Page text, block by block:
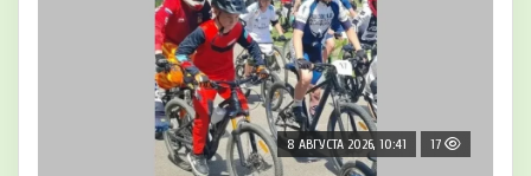
8 АВГУСТА 2026, 10:41 17